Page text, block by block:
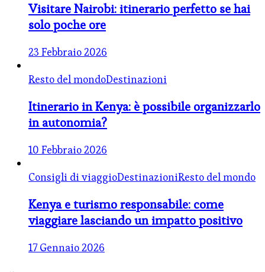
Visitare Nairobi: itinerario perfetto se hai
solo poche ore
23 Febbraio 2026
Resto del mondoDestinazioni
Itinerario in Kenya: è possibile organizzarlo
in autonomia?
10 Febbraio 2026
Consigli di viaggioDestinazioniResto del mondo
Kenya e turismo responsabile: come
viaggiare lasciando un impatto positivo
17 Gennaio 2026